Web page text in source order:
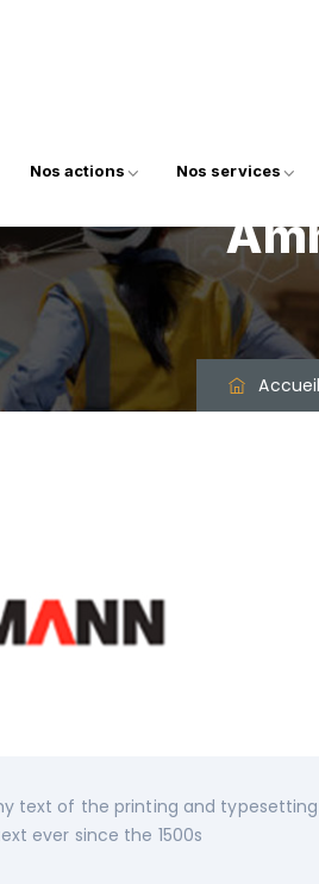
Nos actions Nos services
Accueil
text of the printing and
ever since the 1500s